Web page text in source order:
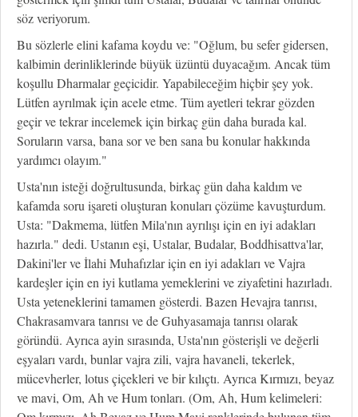
söz veriyorum.
Bu sözlerle elini kafama koydu ve: "Oğlum, bu sefer gidersen,
kalbimin derinliklerinde büyük üzüntü duyacağım. Ancak tüm
koşullu Dharmalar geçicidir. Yapabileceğim hiçbir şey yok.
Lütfen ayrılmak için acele etme. Tüm ayetleri tekrar gözden
geçir ve tekrar incelemek için birkaç gün daha burada kal.
Soruların varsa, bana sor ve ben sana bu konular hakkında
yardımcı olayım."
Usta'nın isteği doğrultusunda, birkaç gün daha kaldım ve
kafamda soru işareti oluşturan konuları çözüme kavuşturdum.
Usta: "Dakmema, lütfen Mila'nın ayrılışı için en iyi adakları
hazırla." dedi. Ustanın eşi, Ustalar, Budalar, Boddhisattva'lar,
Dakini'ler ve İlahi Muhafızlar için en iyi adakları ve Vajra
kardeşler için en iyi kutlama yemeklerini ve ziyafetini hazırladı.
Usta yeteneklerini tamamen gösterdi. Bazen Hevajra tanrısı,
Chakrasamvara tanrısı ve de Guhyasamaja tanrısı olarak
göründü. Ayrıca ayin sırasında, Usta'nın gösterişli ve değerli
eşyaları vardı, bunlar vajra zili, vajra havaneli, tekerlek,
mücevherler, lotus çiçekleri ve bir kılıçtı. Ayrıca Kırmızı, beyaz
ve mavi, Om, Ah ve Hum tonları. (Om, Ah, Hum kelimeleri: